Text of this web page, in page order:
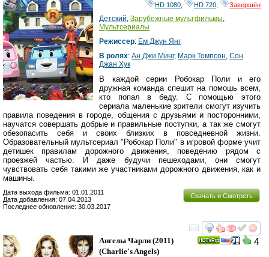
HD 1080 HD 720 Завершён
Детский Зарубежные мультфильмы
Мультсериалы
Режиссер: Ем Джун Янг
В ролях: Ан Джи Минг, Марк Томпсон Сон
Джан Хук
В каждой серии Робокар Поли и его
дружная команда спешит на помошь всем,
кто попал в беду. С помощью этого
сериала маленькие зрители смогут изучить
правила поведения в городе, общения с друзьями и посторонними,
научатся совершать добрые и правильные поступки, а так же смогут
обезопасить себя и своих близких в повседневной жизни.
Образовательный мультсериал "Робокар Поли" в игровой форме учит
детишек правилам дорожного движения, поведению рядом с
проезжей частью. И даже будучи пешеходами, они смогут
чувствовать себя такими же участниками дорожного движения, как и
машины.
Скачать и Смотреть
Дата выхода фильма: 01.01.2011
Дата добавления: 07.04.2013
Последнее обновление: 30.03.2017
смотреть
4
Ангелы Чарли (2011)
(Charlie's Angels)